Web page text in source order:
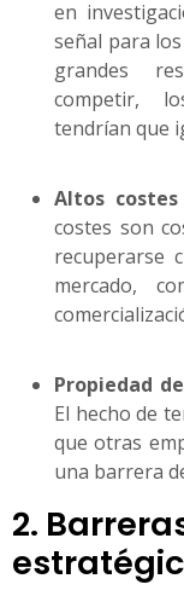
en
señal para
grandes
competir,
tendrían que
Altos
costes son
recuperarse
mercado,
Propiedad
El hecho de
que otras
una barrera
2.